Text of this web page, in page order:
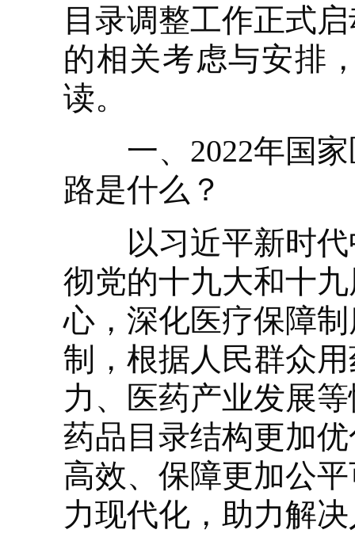
目录调整工作正式
的相关考虑与安排
读。
一、2022年国家
路是什么？
以习近平新时代
彻党的十九大和十
心，深化医疗保障
制，根据人民群众
力、医药产业发展
药品目录结构更加
高效、保障更加公
力现代化，助力解